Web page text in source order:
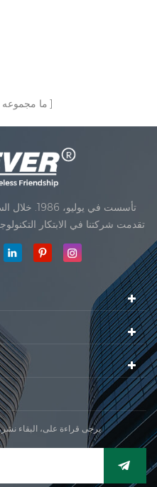
ما مجموعه
حققت شركتنا هدف الجودة
مقياس
يرجى قراءة على، البقاء نشر، اشترك، ونرحب بكم أن تخبرنا بما تحظى به.